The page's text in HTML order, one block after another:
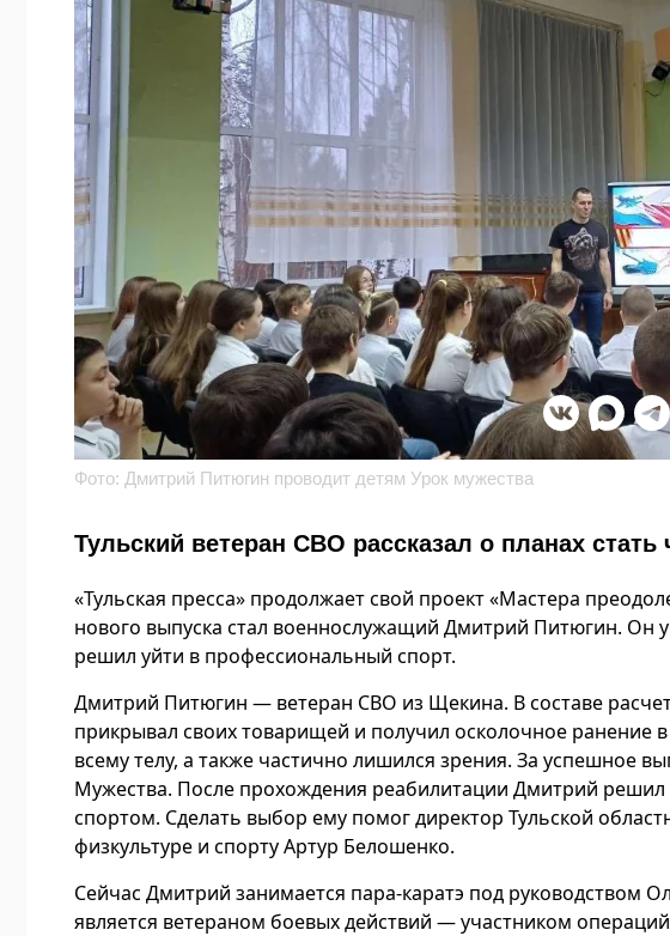
Фото: Дмитрий Питюгин проводит детям Урок мужества
Тульский ветеран СВО рассказал о планах
«Тульская пресса» продолжает свой проект «Мастера
нового выпуска стал военнослужащий Дмитрий Питюгин. Он
решил уйти в профессиональный спорт.
Дмитрий Питюгин — ветеран СВО из Щекина. В составе
прикрывал своих товарищей и получил осколочное ранение
всему телу, а также частично лишился зрения. За успешное
Мужества. После прохождения реабилитации Дмитрий
спортом. Сделать выбор ему помог директор Тульской
физкультуре и спорту Артур Белошенко.
Сейчас Дмитрий занимается пара-каратэ под руководством
является ветераном боевых действий — участником